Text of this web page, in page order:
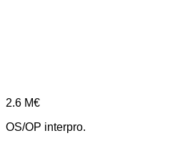
2.6 M€
OS/OP interpro.